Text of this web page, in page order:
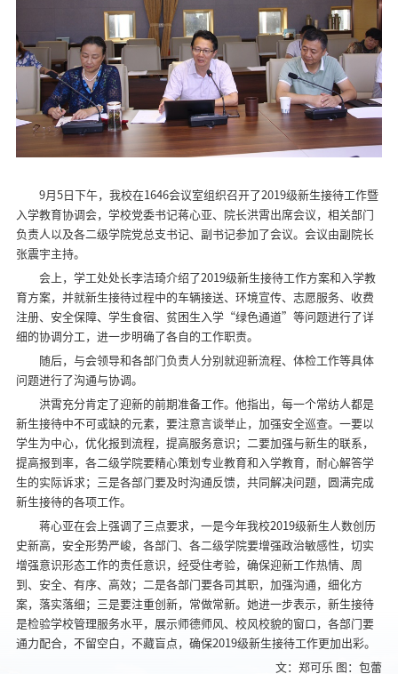
9月5日下午，我校在1646会议室组织召开了2019级新生接待工作暨
入学教育协调会，学校党委书记蒋心亚、院长洪霄出席会议，相关部门
负责人以及各二级学院党总支书记、副书记参加了会议。会议由副院长
张震宇主持。
会上，学工处处长李洁琦介绍了2019级新生接待工作方案和入学教
育方案，并就新生接待过程中的车辆接送、环境宣传、志愿服务、收费
注册、安全保障、学生食宿、贫困生入学“绿色通道”等问题进行了详
细的协调分工，进一步明确了各自的工作职责。
随后，与会领导和各部门负责人分别就迎新流程、体检工作等具体
问题进行了沟通与协调。
洪霄充分肯定了迎新的前期准备工作。他指出，每一个常纺人都是
新生接待中不可或缺的元素，要注意言谈举止，加强安全巡查。一要以
学生为中心，优化报到流程，提高服务意识；二要加强与新生的联系，
提高报到率，各二级学院要精心策划专业教育和入学教育，耐心解答学
生的实际诉求；三是各部门要及时沟通反馈，共同解决问题，圆满完成
新生接待的各项工作。
蒋心亚在会上强调了三点要求，一是今年我校2019级新生人数创历
史新高，安全形势严峻，各部门、各二级学院要增强政治敏感性，切实
增强意识形态工作的责任意识，经受住考验，确保迎新工作热情、周
到、安全、有序、高效；二是各部门要各司其职，加强沟通，细化方
案，落实落细；三是要注重创新，常做常新。她进一步表示，新生接待
是检验学校管理服务水平，展示师德师风、校风校貌的窗口，各部门要
通力配合，不留空白，不藏盲点，确保2019级新生接待工作更加出彩。
文：郑可乐 图：包蕾